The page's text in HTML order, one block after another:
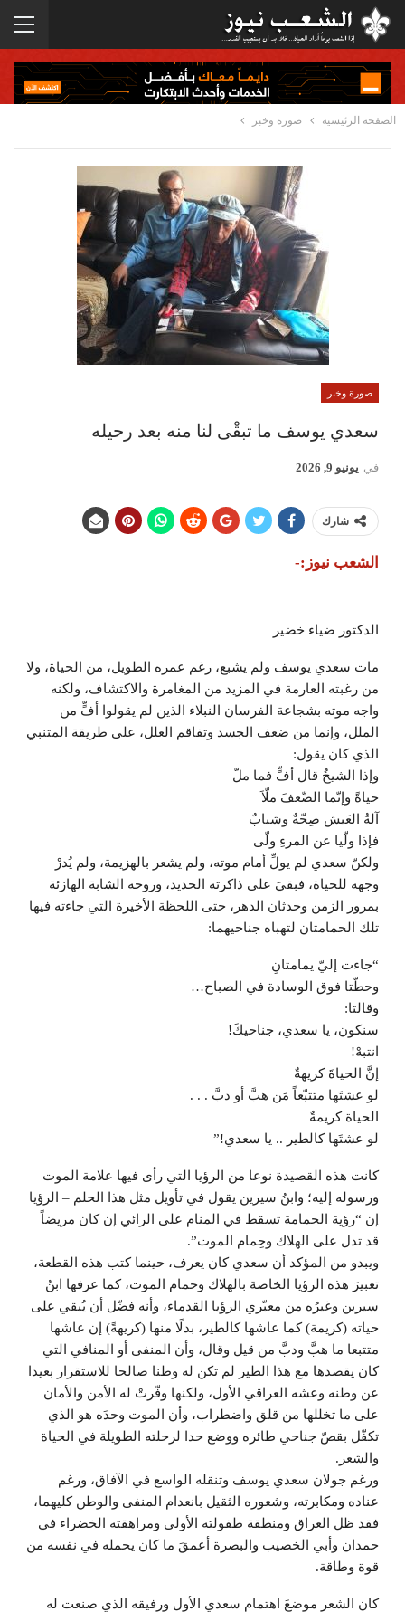
الصفحة الرئيسية صورة وخبر
صورة وخبر
سعدي يوسف ما تبقْى لنا منه بعد رحيله
في يونيو 9, 2026
شارك
الشعب نيوز:-
الدكتور ضياء خضير
مات سعدي يوسف ولم يشبع، رغم عمره الطويل، من الحياة، ولا
من رغبته العارمة في المزيد من المغامرة والاكتشاف، ولكنه
واجه موته بشجاعة الفرسان النبلاء الذين لم يقولوا أفٍّ من
الملل، وإنما من ضعف الجسد وتفاقم العلل، على طريقة المتنبي
الذي كان يقول:
وإذا الشيخُ قال أفٍّ فما ملّ –
حياةً وإنّما الضّعفَ ملّاَ
آلةُ العَيش صِحّةٌ وشبابٌ
فإذا ولّيا عن المرءِ ولّى
ولكنّ سعدي لم يولِّ أمام موته، ولم يشعر بالهزيمة، ولم يُدرْ
وجهه للحياة، فبقيَ على ذاكرته الحديد، وروحه الشابة الهازئة
بمرور الزمن وحدثان الدهر، حتى اللحظة الأخيرة التي جاءته فيها
تلك الحمامتان لتهباه جناحيهما:
“جاءت إليّ يمامتانِ
وحطّتا فوق الوسادة في الصباح…
وقالتا:
سنكون، يا سعدي، جناحيكَ!
انتبهْ!
إنَّ الحياةَ كريهةٌ
لو عشتَها متتبّعاً مَن هبَّ أو دبَّ . . .
الحياة كريمةٌ
لو عشتَها كالطير .. يا سعدي!”
كانت هذه القصيدة نوعا من الرؤيا التي رأى فيها علامة الموت
ورسوله إليه؛ وابنُ سيرين يقول في تأويل مثل هذا الحلم – الرؤيا
إن “رؤية الحمامة تسقط في المنام على الرائي إن كان مريضاً
قد تدل على الهلاك وحِمام الموت”.
ويبدو من المؤكد أن سعدي كان يعرف، حينما كتب هذه القطعة،
تعبيرَ هذه الرؤيا الخاصة بالهلاك وحمام الموت، كما عرفها ابنُ
سيرين وغيرُه من معبّري الرؤيا القدماء، وأنه فضّل أن يُبقي على
حياته (كريمة) كما عاشها كالطير، بدلًا منها (كريهةً) إن عاشها
متتبعا ما هبَّ ودبَّ من قيل وقال، وأن المنفى أو المنافي التي
كان يقصدها مع هذا الطير لم تكن له وطنا صالحا للاستقرار بعيدا
عن وطنه وعشه العراقي الأول، ولكنها وفّرتْ له الأمن والأمان
على ما تخللها من قلق واضطراب، وأن الموت وحدَه هو الذي
تكفّل بقصّ جناحي طائره ووضع حدا لرحلته الطويلة في الحياة
والشعر.
ورغم جولان سعدي يوسف وتنقله الواسع في الآفاق، ورغم
عناده ومكابرته، وشعوره الثقيل بانعدام المنفى والوطن كليهما،
فقد ظل العراق ومنطقة طفولته الأولى ومراهقته الخضراء في
حمدان وأبي الخصيب والبصرة أعمقَ ما كان يحمله في نفسه من
قوة وطاقة.
كان الشعر موضعَ اهتمام سعدي الأول ورفيقه الذي صنعت له